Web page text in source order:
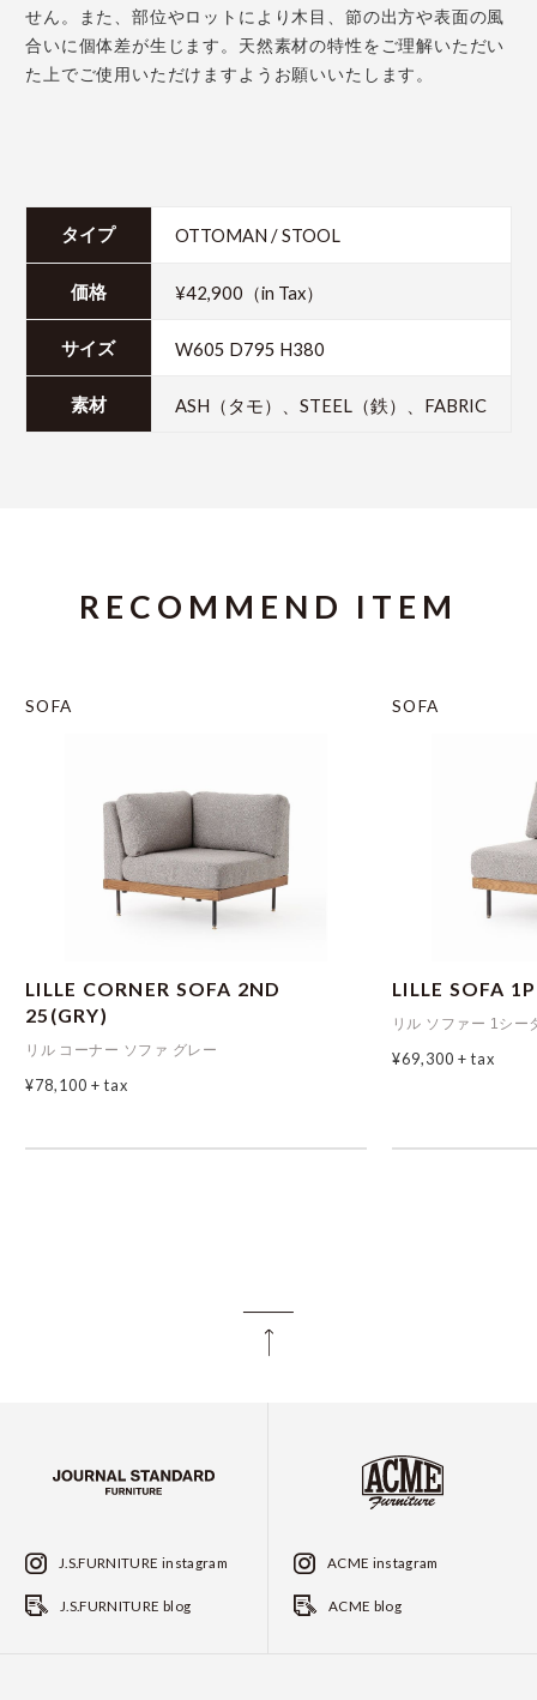
せん。また、部位やロットにより木目、節の出方や表面の風
合いに個体差が生じます。天然素材の特性をご理解いただい
た上でご使用いただけますようお願いいたします。
タイプ OTTOMAN / STOOL
価格 ¥42,900（in Tax）
サイズ W605 D795 H380
素材 ASH（タモ）、STEEL（鉄）、FABRIC
RECOMMEND ITEM
SOFA
LILLE CORNER SOFA 2ND
25(GRY)
リル コーナー ソファ グレー
¥78,100+ tax
SOFA
LILLE SOFA
リル ソファー 1シー
¥69,300+ tax
J.S.FURNITURE instagram
J.S.FURNITURE blog
ACME instagram
ACME blog